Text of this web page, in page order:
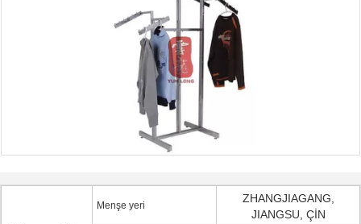
Menşe yeri
ZHANGJIAGANG,
JIANGSU, ÇİN